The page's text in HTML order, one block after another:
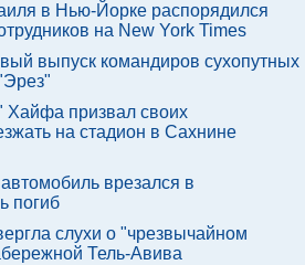
в Нью-Йорке распорядился
на New York Times
выпуск командиров сухопутных
Хайфа призвал своих
на стадион в Сахнине
врезался в
погиб
слухи о "чрезвычайном
Тель-Авива